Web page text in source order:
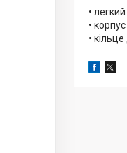
•
• корпус
•